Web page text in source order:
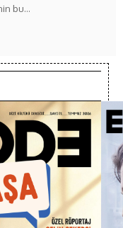
bu…